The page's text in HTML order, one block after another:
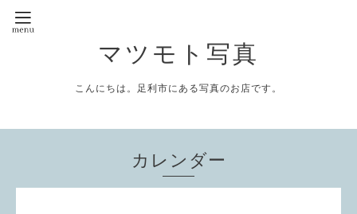
マツモト写真
こんにちは。足利市にある写真のお店です。
カレンダー